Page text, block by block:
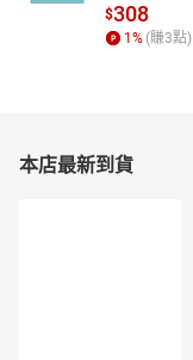
$308
1 % (賺3點)
本店最新到貨